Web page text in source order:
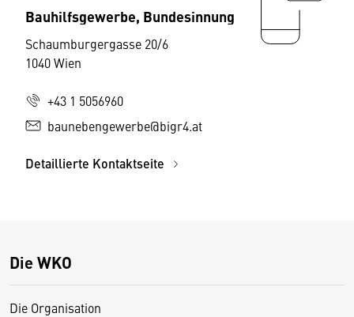
Bauhilfsgewerbe, Bundesinnung
Schaumburgergasse 20/6
1040 Wien
+43 1 5056960
baunebengewerbe@bigr4.at
Detaillierte Kontaktseite
Die WKO
Die Organisation